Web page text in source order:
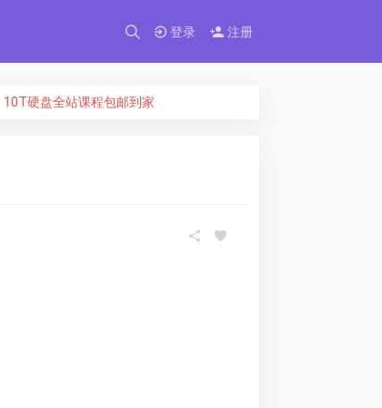
登录 注册
10T硬盘全站课程包邮到家